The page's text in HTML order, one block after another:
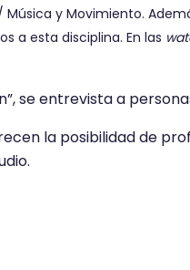
y Movimiento.
a esta disciplina. En las
se entrevista a
la posibilidad de